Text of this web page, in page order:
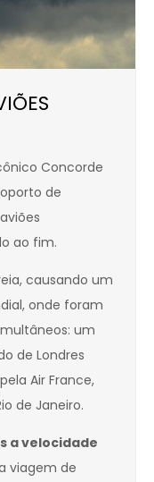
Concorde
de
ao fim.
causando um
onde foram
um
de Londres
Air France,
de Janeiro.
a velocidade
viagem de